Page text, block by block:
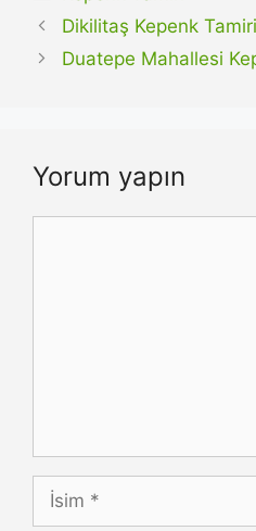
Dikilitaş Kepenk Tamiri
Duatepe Mahallesi
Yorum yapın
İsim